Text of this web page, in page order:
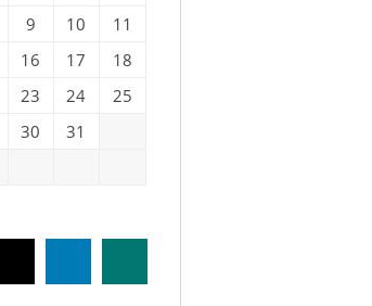
9 10
11
16 17
18
23 24
25
30 31